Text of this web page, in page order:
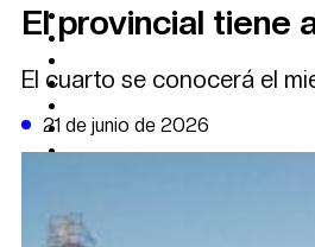
AGRO
DEPORTES
POLÍTICA
DATA FIRME
DE LA TRIBUNA TV
El provincial tiene
El cuarto se conocerá el
21 de junio de 2026